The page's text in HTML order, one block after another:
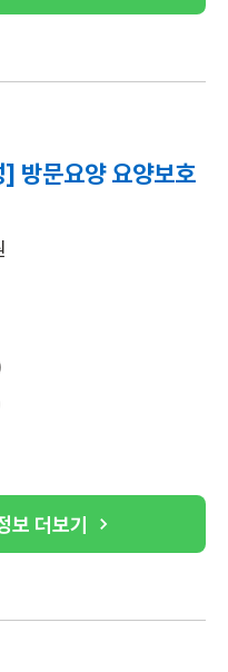
방문요양 요양보호
보 더보기